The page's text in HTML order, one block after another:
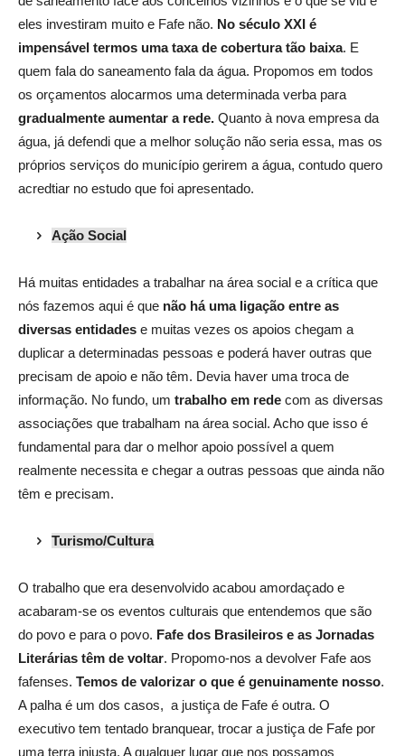
eles investiram muito e Fafe não. No século XXI é
impensável termos uma taxa de cobertura tão baixa. E
quem fala do saneamento fala da água. Propomos em todos
os orçamentos alocarmos uma determinada verba para
gradualmente aumentar a rede. Quanto à nova empresa da
água, já defendi que a melhor solução não seria essa, mas os
próprios serviços do município gerirem a água, contudo quero
acredtiar no estudo que foi apresentado.
Ação Social
Há muitas entidades a trabalhar na área social e a crítica que
nós fazemos aqui é que não há uma ligação entre as
diversas entidades e muitas vezes os apoios chegam a
duplicar a determinadas pessoas e poderá haver outras que
precisam de apoio e não têm. Devia haver uma troca de
informação. No fundo, um trabalho em rede com as diversas
associações que trabalham na área social. Acho que isso é
fundamental para dar o melhor apoio possível a quem
realmente necessita e chegar a outras pessoas que ainda não
têm e precisam.
Turismo/Cultura
O trabalho que era desenvolvido acabou amordaçado e
acabaram-se os eventos culturais que entendemos que são
do povo e para o povo. Fafe dos Brasileiros e as Jornadas
Literárias têm de voltar. Propomo-nos a devolver Fafe aos
fafenses. Temos de valorizar o que é genuinamente nosso.
A palha é um dos casos, a justiça de Fafe é outra. O
executivo tem tentado branquear, trocar a justiça de Fafe por
uma terra injusta. A qualquer lugar que nos possamos